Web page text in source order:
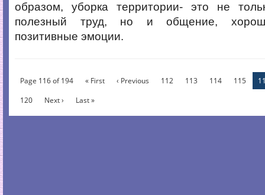
образом, уборка территории- это не
полезный труд, но и общение,
позитивные эмоции.
Page 116 of 194 « First ‹ Previous 112 113 114 115
120
Next › Last »